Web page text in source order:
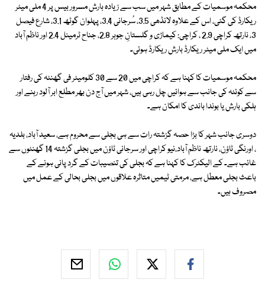
محکمہ موسمیات کے مطابق شہر میں سب سے زیادہ بارش مسرور بیس پر 4 ملی میٹر
ریکارڈ کی گئی، اس کے علاوہ لانڈھی 3.5، سُرجانی 3.4، پہلوان گوٹھ 3.1، شارع فیصل
3، نارتھ کراچی 2.9 ، کراچی: کیماڑی و گلستانِ جوہر 2.8، جناح ٹرمینل 2.4 اور ناظم آباد
میں ایک ملی میٹر ریکارڈ بارش ریکارڈ ہوئی۔
محکمہ موسمیات کا کہنا ہے کہ کراچی میں 20 سے 30 کلومیٹر فی گھنٹہ کی رفتار
سے کوئٹہ کی جانب سے ہوائیں چل رہی ہیں، شہر میں آج دن بھر مطلع ابر آلود رہنے اور
ہلکی بارش یا بوندا باندی کا امکان ہے۔
دوسری جانب شہر کا بڑا حصہ گزشتہ رات سے ہی بجلی سے محروم ہے، سعید آباد، بلدیہ
، اورنگی ٹاؤن، نارتھ ناظم آباد،نیو کراچی اور سرجانی ٹاؤن میں بجلی گزشتہ 14 گھنٹوں سے
غائب ہے۔ کے الیکٹرک کا کہنا ہے کہ بجلی کی تنصیبات کے گرد پانی ہونے کے
باعث بجلی معطل ہے، مرمتی ٹیمیں متاثرہ علاقوں میں بجلی بحالی کے عمل میں
مصروف ہیں۔